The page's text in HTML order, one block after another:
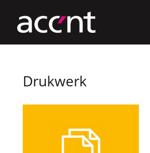
Drukwerk